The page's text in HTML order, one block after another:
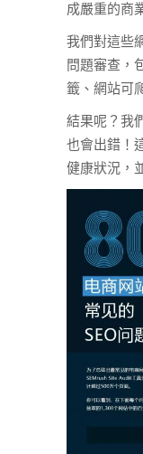
成嚴重的商
我們對這些
問題審查，
籤、網站可
結果呢？我
也會出錯！
健康狀況，